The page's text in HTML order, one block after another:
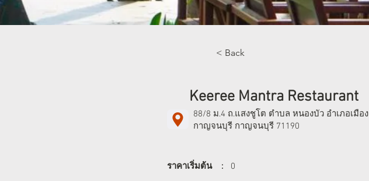
< Back
88/8 ม.4 ถ.แสงชูโต ตำบล หนองบัว อำเภอเมือง
กาญจนบุรี กาญจนบุรี 71190
Keeree Mantra Restaurant
ราคาเริ่มต้น : 0